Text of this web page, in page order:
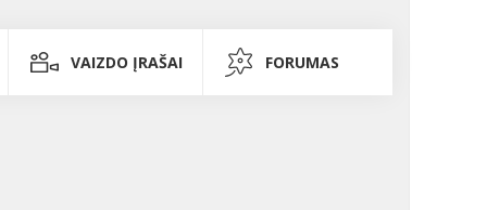
VAIZDO ĮRAŠAI FORUMAS